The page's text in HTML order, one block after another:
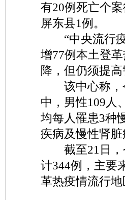
有20例死亡个
屏东县1例。
“中央流行疫
增77例本土登
降，但仍须提高
该中心称，
中，男性109人
均每人罹患3种
疾病及慢性肾
截至21日，
计344例，主要
革热疫情流行地